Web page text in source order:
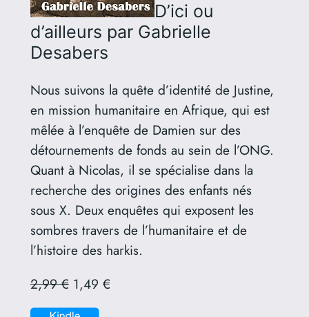
D’ici ou
d’ailleurs par Gabrielle
Desabers
Nous suivons la quête d’identité de Justine,
en mission humanitaire en Afrique, qui est
mêlée à l’enquête de Damien sur des
détournements de fonds au sein de l’ONG.
Quant à Nicolas, il se spécialise dans la
recherche des origines des enfants nés
sous X. Deux enquêtes qui exposent les
sombres travers de l’humanitaire et de
l’histoire des harkis.
2,99 €1,49 €